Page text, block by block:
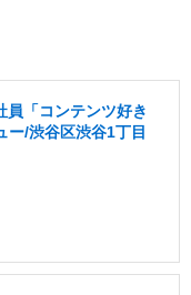
「コンテンツ好き
ー/渋谷区渋谷1丁目